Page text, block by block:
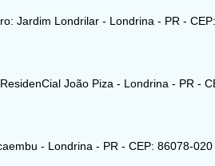
Jardim Londrilar - Londrina - PR - CEP:
João Piza - Londrina - PR -
- Londrina - PR - CEP: 86078-020